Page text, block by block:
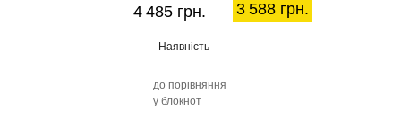
4 485 грн. 3 588 грн.
Наявність
до порівняння
у блокнот